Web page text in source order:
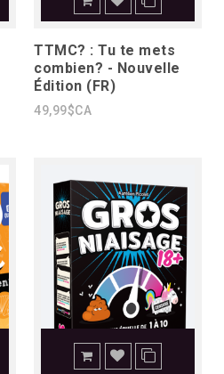
TTMC? : Tu te mets
combien? - Nouvelle
Édition (FR)
49,99$CA